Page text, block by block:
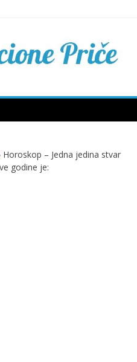
Horoskop – Jedna jedina stvar
godine je: